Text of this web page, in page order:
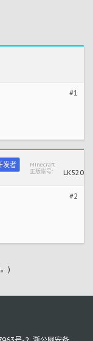
#1
发者
Minecraft
正版帐号:
LK520
#2
)